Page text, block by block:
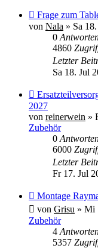
Neuer
Beitrag
Frage zum
von Nala » Sa
0
4860
Letzter
Sa 18. Jul
Neuer
Beitrag
2027
von reinerwein »
Zubehör
0
6000
Letzter
Fr 17. Jul
Neuer
Beitrag
Montage
von Grisu » Mi
Zubehör
4
5357